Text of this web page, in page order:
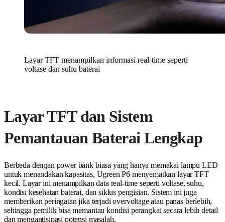
Layar TFT menampilkan informasi real-time seperti
voltase dan suhu baterai
Layar TFT dan Sistem
Pemantauan Baterai Lengkap
Berbeda dengan power bank biasa yang hanya memakai lampu LED
untuk menandakan kapasitas, Ugreen P6 menyematkan layar TFT
kecil. Layar ini menampilkan data real-time seperti voltase, suhu,
kondisi kesehatan baterai, dan siklus pengisian. Sistem ini juga
memberikan peringatan jika terjadi overvoltage atau panas berlebih,
sehingga pemilik bisa memantau kondisi perangkat secara lebih detail
dan mengantisipasi potensi masalah.